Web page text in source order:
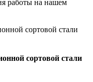
работы на нашем
сортовой стали